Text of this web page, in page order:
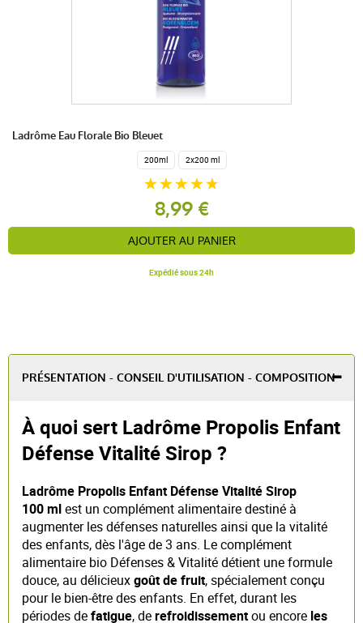
Ladrôme Eau Florale Bio Bleuet
200ml 2x200 ml
8,99 €
AJOUTER AU PANIER
Expédié sous 24h
PRÉSENTATION - CONSEIL D'UTILISATION - COMPOSITION
À quoi sert Ladrôme Propolis Enfant
Défense Vitalité Sirop ?
Ladrôme Propolis Enfant Défense Vitalité Sirop
100 mlest un complément alimentaire destiné à
augmenter les défenses naturelles ainsi que la vitalité
des enfants, dès l'âge de 3 ans. Le complément
alimentaire bio Défenses & Vitalité détient une formule
douce, au délicieuxgoût de fruit, spécialement conçu
pour le bien-être des enfants. En effet, durant les
périodes defatigue, derefroidissementou encore les